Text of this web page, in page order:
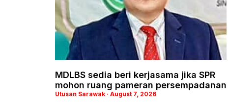
MDLBS sedia beri kerjasama jika SPR
mohon ruang pameran persempadanan
Utusan Sarawak August 7, 2026